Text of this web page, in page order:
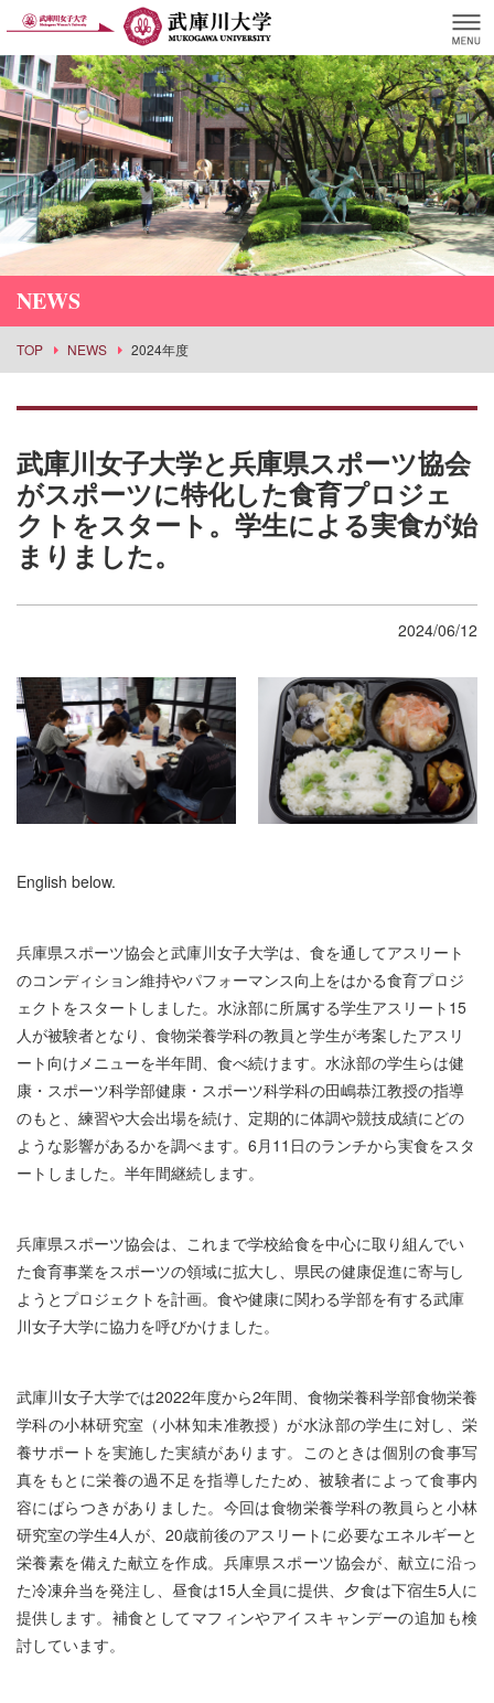
NEWS
TOP NEWS 2024年度
武庫川女子大学と兵庫県スポーツ協会
がスポーツに特化した食育プロジェ
クトをスタート。学生による実食が始
まりました。
2024/06/12
English below.
兵庫県スポーツ協会と武庫川女子大学は、食を通してアスリート
のコンディション維持やパフォーマンス向上をはかる食育プロジ
ェクトをスタートしました。水泳部に所属する学生アスリート15
人が被験者となり、食物栄養学科の教員と学生が考案したアスリ
ート向けメニューを半年間、食べ続けます。水泳部の学生らは健
康・スポーツ科学部健康・スポーツ科学科の田嶋恭江教授の指導
のもと、練習や大会出場を続け、定期的に体調や競技成績にどの
ような影響があるかを調べます。6月11日のランチから実食をスタ
ートしました。半年間継続します。
兵庫県スポーツ協会は、これまで学校給食を中心に取り組んでい
た食育事業をスポーツの領域に拡大し、県民の健康促進に寄与し
ようとプロジェクトを計画。食や健康に関わる学部を有する武庫
川女子大学に協力を呼びかけました。
武庫川女子大学では2022年度から2年間、食物栄養科学部食物栄養
学科の小林研究室（小林知未准教授）が水泳部の学生に対し、栄
養サポートを実施した実績があります。このときは個別の食事写
真をもとに栄養の過不足を指導したため、被験者によって食事内
容にばらつきがありました。今回は食物栄養学科の教員らと小林
研究室の学生4人が、20歳前後のアスリートに必要なエネルギーと
栄養素を備えた献立を作成。兵庫県スポーツ協会が、献立に沿っ
た冷凍弁当を発注し、昼食は15人全員に提供、夕食は下宿生5人に
提供します。補食としてマフィンやアイスキャンデーの追加も検
討しています。